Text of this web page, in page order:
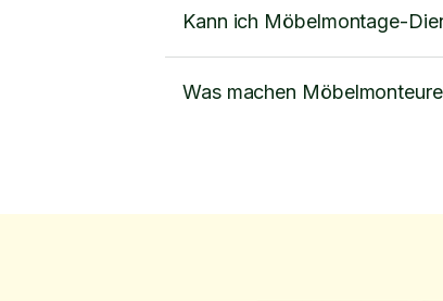
Kann ich Möbelmontage-
Was machen